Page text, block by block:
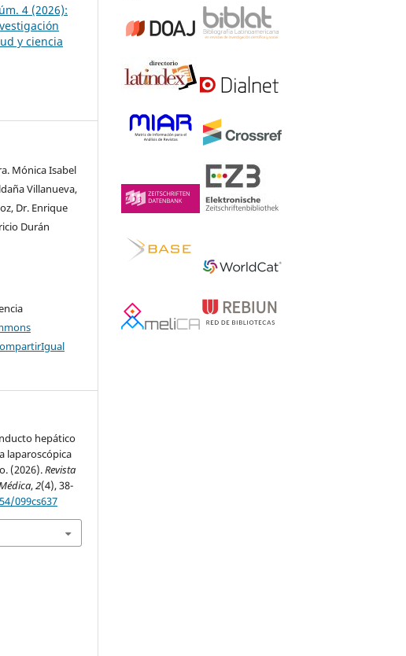
4 (2026):
y ciencia
Mónica Isabel
Villanueva,
Dr. Enrique
Durán
hepático
laparoscópica
(2026).Revista
,2(4), 38-
099cs637